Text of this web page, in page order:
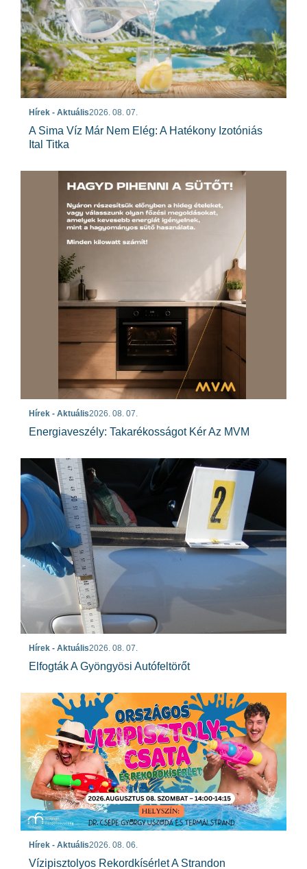
Hírek - Aktuális2026. 08. 07.
A Sima Víz Már Nem Elég: A Hatékony Izotóniás
Ital Titka
Hírek - Aktuális2026. 08. 07.
Energiaveszély: Takarékosságot Kér Az MVM
Hírek - Aktuális2026. 08. 07.
Elfogták A Gyöngyösi Autófeltörőt
Hírek - Aktuális2026. 08. 06.
Vízipisztolyos Rekordkísérlet A Strandon